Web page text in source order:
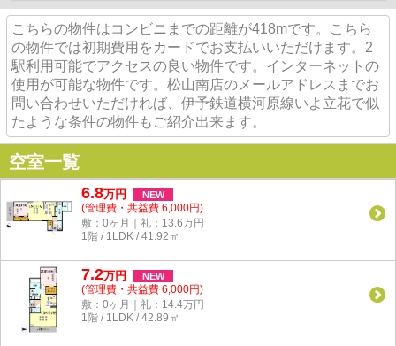
こちらの物件はコンビニまでの距離が418mです。こちら
の物件では初期費用をカードでお支払いいただけます。2
駅利用可能でアクセスの良い物件です。インターネットの
使用が可能な物件です。松山南店のメールアドレスまでお
問い合わせいただければ、伊予鉄道横河原線いよ立花で似
たような条件の物件もご紹介出来ます。
空室一覧
6.8万円 NEW
(管理費・共益費 6,000円)
敷：0ヶ月｜礼：13.6万円
1階 / 1LDK / 41.92㎡
7.2万円 NEW
(管理費・共益費 6,000円)
敷：0ヶ月｜礼：14.4万円
1階 / 1LDK / 42.89㎡